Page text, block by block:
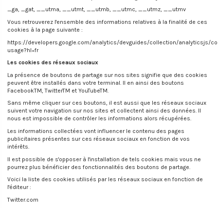
_ga, _gat, __utma, __utmt, __utmb, __utmc, __utmz, __utmv
Vous retrouverez l'ensemble des informations relatives à la finalité de ces
cookies à la page suivante :
https://developers.google.com/analytics/devguides/collection/analyticsjs/
usage?hl=fr
Les cookies des réseaux sociaux
La présence de boutons de partage sur nos sites signifie que des cookies
peuvent être installés dans votre terminal. Il en ainsi des boutons
FacebookTM, TwitterTM et YouTubeTM.
Sans même cliquer sur ces boutons, il est aussi que les réseaux sociaux
suivent votre navigation sur nos sites et collectent ainsi des données. Il
nous est impossible de contrôler les informations alors récupérées.
Les informations collectées vont influencer le contenu des pages
publicitaires présentes sur ces réseaux sociaux en fonction de vos
intérêts.
Il est possible de s'opposer à l'installation de tels cookies mais vous ne
pourrez plus bénéficier des fonctionnalités des boutons de partage.
Voici la liste des cookies utilisés par les réseaux sociaux en fonction de
l'éditeur :
Twitter.com